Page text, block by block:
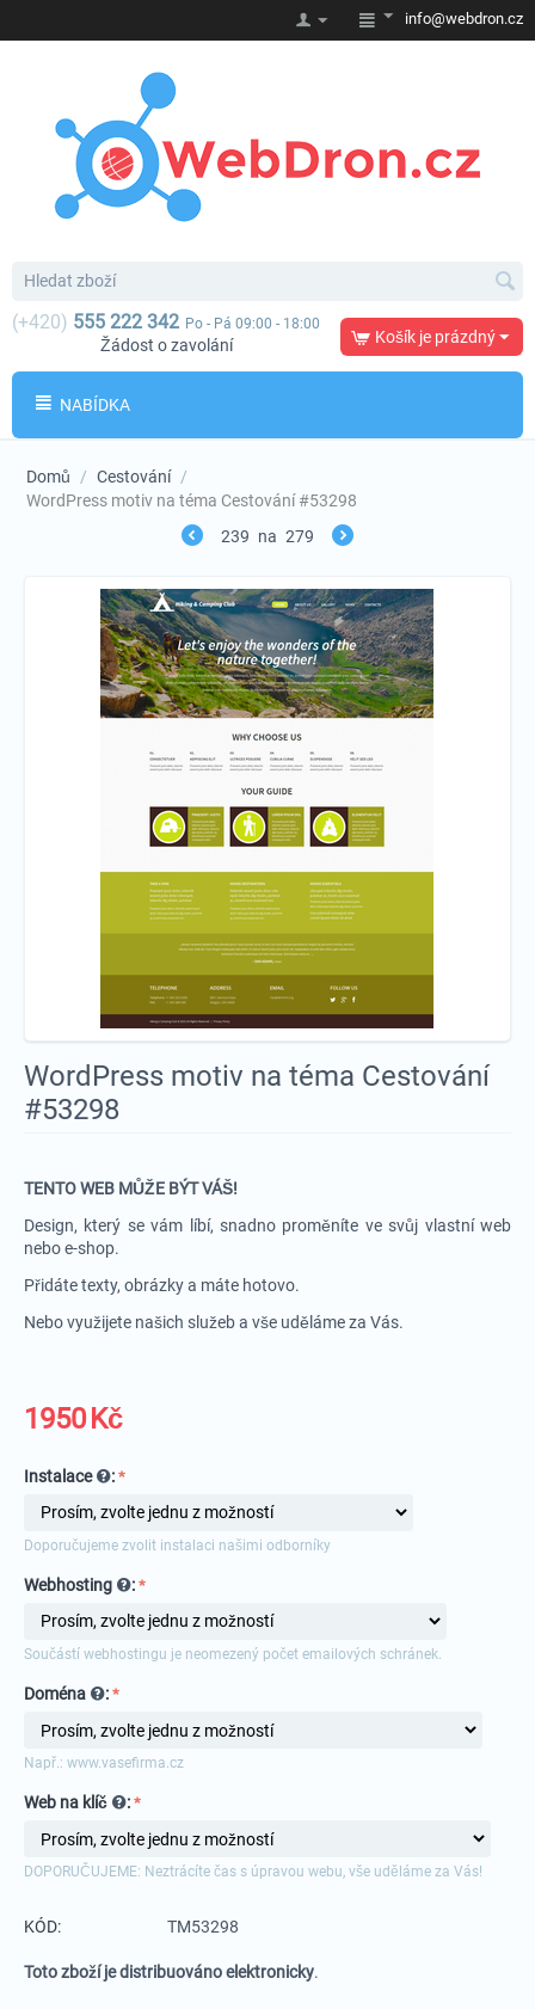
info@webdron.cz
(+420) 555 222 342 Po - Pá 09:00 - 18:00
Žádost o zavolání Košík je prázdný
NABÍDKA
Domů / Cestování /
WordPress motiv na téma Cestování #53298
239 na 279
WordPress motiv na téma Cestování
#53298
TENTO WEB MŮŽE BÝT VÁŠ!
Design, který se vám líbí, snadno proměníte ve svůj vlastní web
nebo e-shop.
Přidáte texty, obrázky a máte hotovo.
Nebo využijete našich služeb a vše uděláme za Vás.
1950Kč
Instalace :
Doporučujeme zvolit instalaci našimi odborníky
Webhosting :
Součástí webhostingu je neomezený počet emailových schránek.
Doména :
Např.: www.vasefirma.cz
Web na klíč :
DOPORUČUJEME: Neztrácíte čas s úpravou webu, vše uděláme za Vás!
KÓD: TM53298
Toto zboží je distribuováno elektronicky.